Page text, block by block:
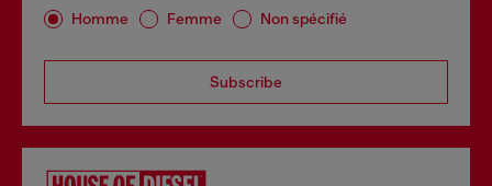
Homme Femme Non spécifié
Subscribe